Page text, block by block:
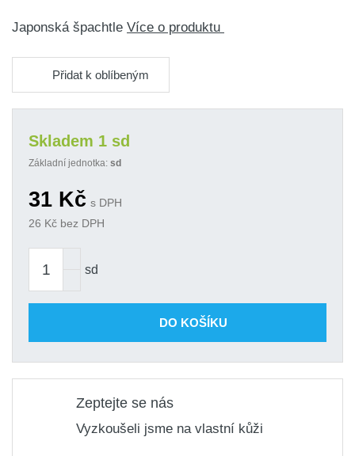
Japonská špachtle Více o produktu
Přidat k oblíbeným
Skladem 1 sd
Základní jednotka: sd
31 Kč s DPH
26 Kč bez DPH
sd
DO KOŠÍKU
Zeptejte se nás
Vyzkoušeli jsme na vlastní kůži